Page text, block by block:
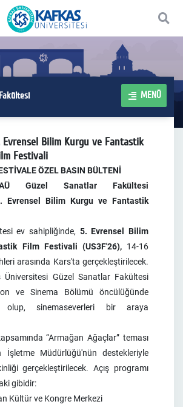
MENÜ
Evrensel Bilim Kurgu ve Fantastik
Festivali
ÖZEL BASIN BÜLTENİ
Güzel Sanatlar Fakültesi
Evrensel Bilim Kurgu ve Fantastik
ev sahipliğinde, 5. Evrensel Bilim
Film Festivali (US3F'26),14-16
arasında Kars'ta gerçekleştirilecek.
Üniversitesi Güzel Sanatlar Fakültesi
ve Sinema Bölümü öncülüğünde
olup, sinemaseverleri bir araya
“Armağan Ağaçlar” teması
Müdürlüğü'nün destekleriyle
gerçekleştirilecek. Açış programı
gibidir:
Kültür ve Kongre Merkezi